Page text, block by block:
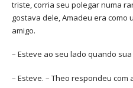
triste, corria seu polegar numa
gostava dele, Amadeu era como
amigo.
– Esteve ao seu lado quando
– Esteve. – Theo respondeu com